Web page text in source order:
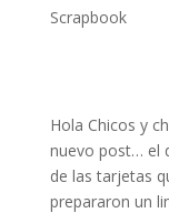
Scrapbook
Hola Chicos y
nuevo post… el
de las tarjetas
prepararon un